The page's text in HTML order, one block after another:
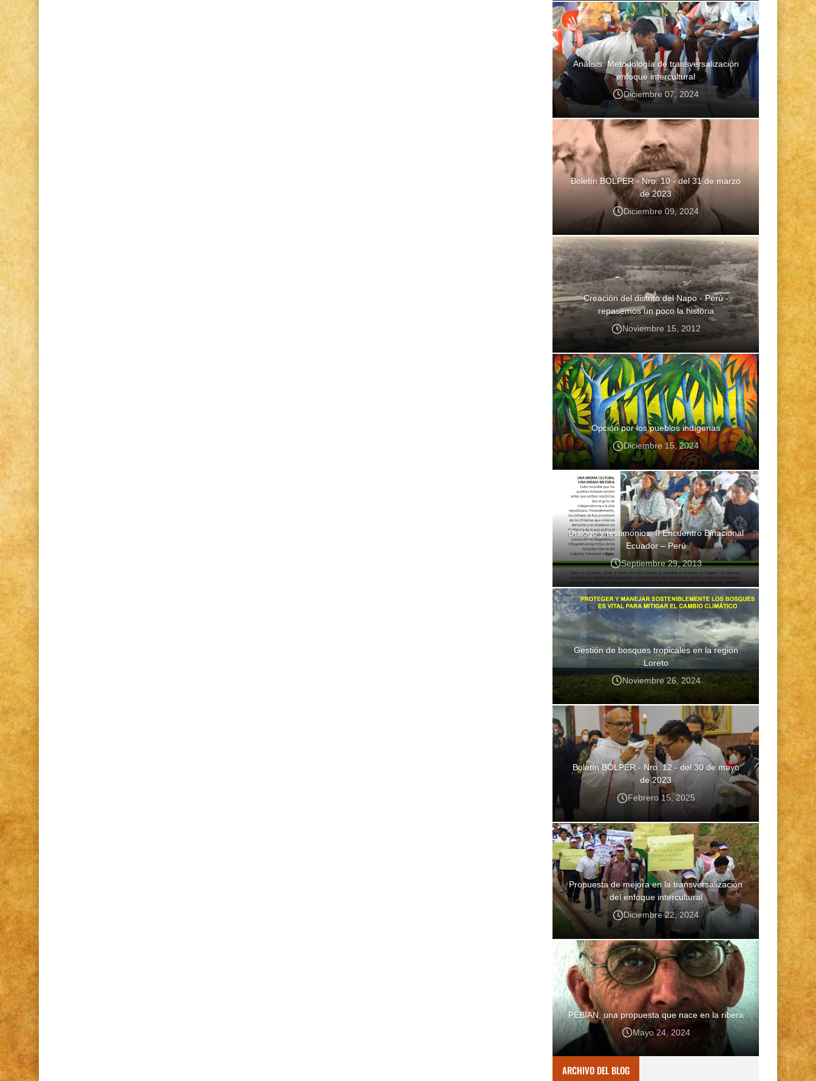
Análisis: Metodología de transversalización
enfoque intercultural
Diciembre 07, 2024
Boletín BOLPER - Nro. 10 - del 31 de marzo
de 2023
Diciembre 09, 2024
Creación del distrito del Napo - Perú -
repasemos un poco la historia
Noviembre 15, 2012
Opción por los pueblos indígenas
Diciembre 15, 2024
Diálogo y testimonios: II Encuentro Binacional
Ecuador – Perú
Septiembre 29, 2013
Gestión de bosques tropicales en la región
Loreto
Noviembre 26, 2024
Boletín BOLPER - Nro. 12 - del 30 de mayo
de 2023
Febrero 15, 2025
Propuesta de mejora en la transversalización
del enfoque intercultural
Diciembre 22, 2024
PEBIAN, una propuesta que nace en la ribera
Mayo 24, 2024
ARCHIVO DEL BLOG